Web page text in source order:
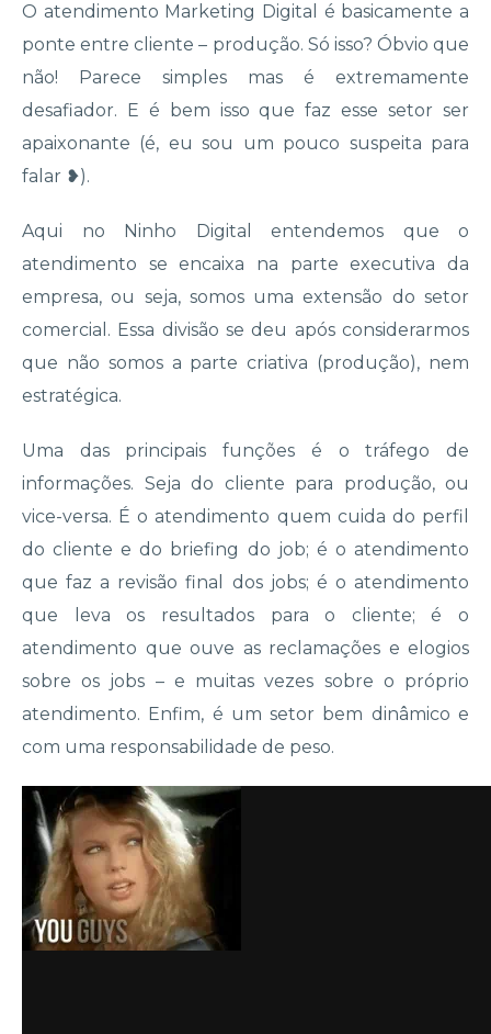
O atendimento Marketing Digital é basicamente a
ponte entre cliente – produção. Só isso? Óbvio que
não! Parece simples mas é extremamente
desafiador. E é bem isso que faz esse setor ser
apaixonante (é, eu sou um pouco suspeita para
falar ❥).
Aqui no Ninho Digital entendemos que o
atendimento se encaixa na parte executiva da
empresa, ou seja, somos uma extensão do setor
comercial. Essa divisão se deu após considerarmos
que não somos a parte criativa (produção), nem
estratégica.
Uma das principais funções é otráfego de
informações. Seja do cliente para produção, ou
vice-versa. É o atendimento quem cuida do perfil
do cliente e do briefing do job; é o atendimento
que faz a revisão final dos jobs; é o atendimento
que leva os resultados para o cliente; é o
atendimento que ouve as reclamações e elogios
sobre os jobs – e muitas vezes sobre o próprio
atendimento. Enfim, é um setor bem dinâmico e
com uma responsabilidade de peso.